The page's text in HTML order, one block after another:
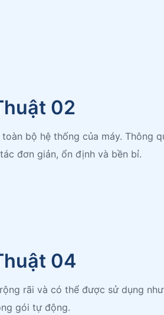
02
bộ hệ thống của máy. Thông
đơn giản, ổn định và bền bỉ.
04
rãi và có thể được sử dụng
gói tự động.